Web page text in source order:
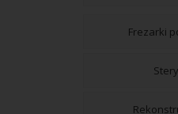
Frezarki